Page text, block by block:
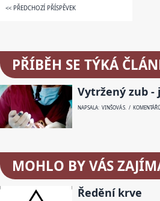
<< PŘEDCHOZÍ PŘÍSPĚVEK
PŘÍBĚH SE TÝKÁ
Vytržený zub
NAPSALA: VINŠOVÁ S. /
MOHLO BY VÁS
Ředění krve